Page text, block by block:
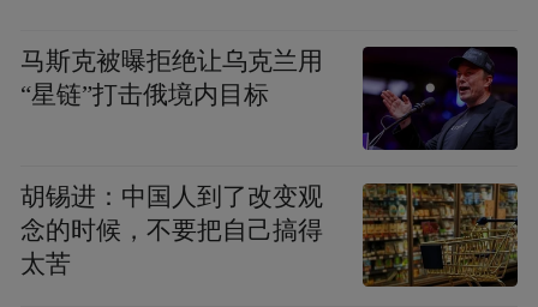
马斯克被曝拒绝让乌克兰用
“星链”打击俄境内目标
胡锡进：中国人到了改变观
念的时候，不要把自己搞得
太苦